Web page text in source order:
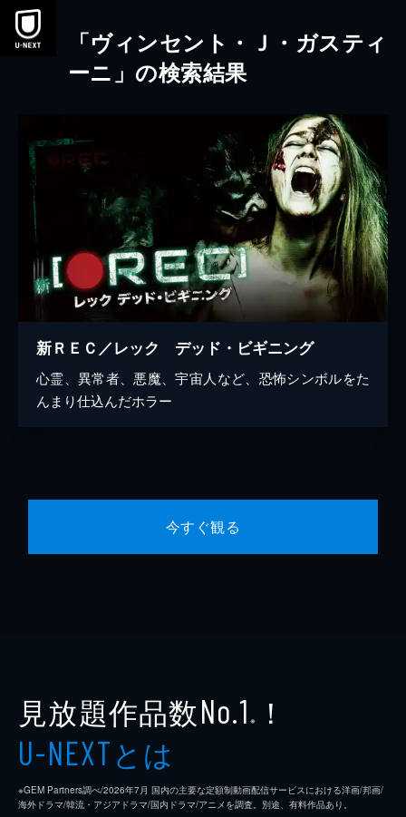
本文へスキップ
「ヴィンセント・Ｊ・ガスティ
ーニ」の検索結果
新ＲＥＣ／レック デッド・ビギニング
心霊、異常者、悪魔、宇宙人など、恐怖シンボルをた
んまり仕込んだホラー
今すぐ観る
見放題作品数No.1 ※ ！
U-NEXTとは
※GEM Partners調べ/2026年7⽉ 国内の主要な定額制動画配信サービスにおける洋画/邦画/
海外ドラマ/韓流・アジアドラマ/国内ドラマ/アニメを調査。別途、有料作品あり。